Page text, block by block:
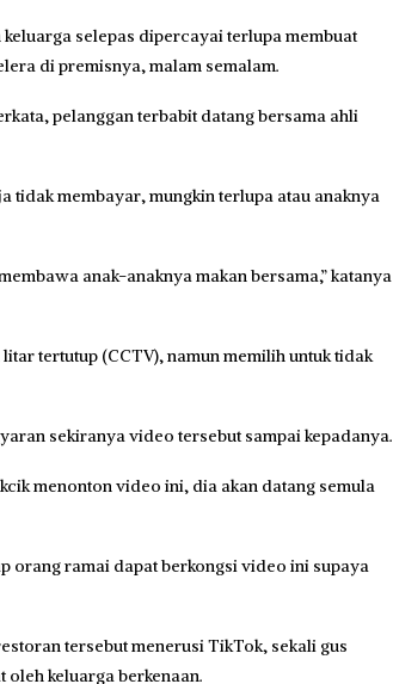
selepas dipercayai terlupa membuat
di premisnya, malam semalam.
pelanggan terbabit datang bersama ahli
tidak membayar, mungkin terlupa atau anaknya
anak-anaknya makan bersama,” katanya
tertutup (CCTV), namun memilih untuk tidak
sekiranya video tersebut sampai kepadanya.
menonton video ini, dia akan datang semula
orang ramai dapat berkongsi video ini supaya
tersebut menerusi TikTok, sekali gus
keluarga berkenaan.